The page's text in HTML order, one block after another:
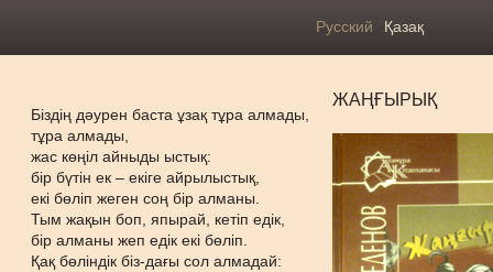
Русский Қазақ
Біздің дәурен баста ұзақ тұра алмады,
тұра алмады,
жас көңіл айныды ыстық:
бір бүтін ек – екіге айрылыстық,
екі бөліп жеген соң бір алманы.
Тым жақын боп, япырай, кетіп едік,
бір алманы жеп едік екі бөліп.
Қақ бөліндік біз-дағы сол алмадай:
ЖАҢҒЫРЫҚ